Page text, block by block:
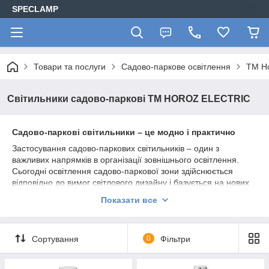
SPECLAMP
Товари та послуги Садово-паркове освітлення ТМ
Світильники садово-паркові ТМ HOROZ ELECTRIC
Садово-паркові світильники – це модно і практично
Застосування садово-паркових світильників – один з
важливих напрямків в організації зовнішнього освітлення.
Сьогодні освітлення садово-паркової зони здійснюється
відповідно до вимог світлового дизайну і базується на нових
заспокійливу освітлення, яке розширює або звужує простір,
парків. Кожен власник оселі прагне організувати зовнішнє
освітлення таким чином, щоб надати привабливості
Показати все
Сортування 0 Фільтри